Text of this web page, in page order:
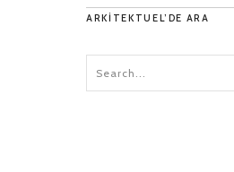
ARKITEKTUEL’DE ARA